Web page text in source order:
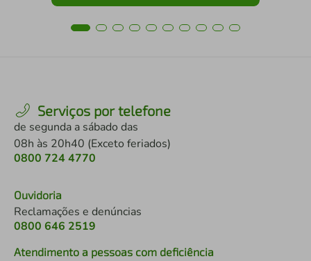
Serviços por telefone
de segunda a sábado das
08h às 20h40 (Exceto feriados)
0800 724 4770
Ouvidoria
Reclamações e denúncias
0800 646 2519
Atendimento a pessoas com deficiência